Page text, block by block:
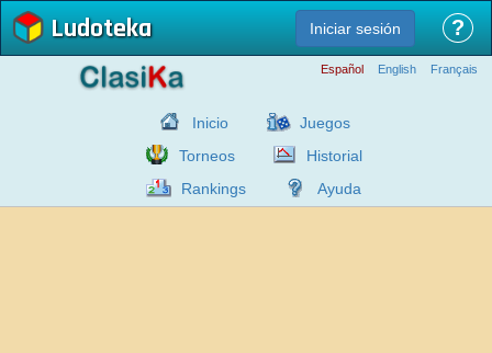
Ludoteka Iniciar sesión ?
Español English Français
Inicio
Juegos
Torneos
Historial
Rankings
Ayuda